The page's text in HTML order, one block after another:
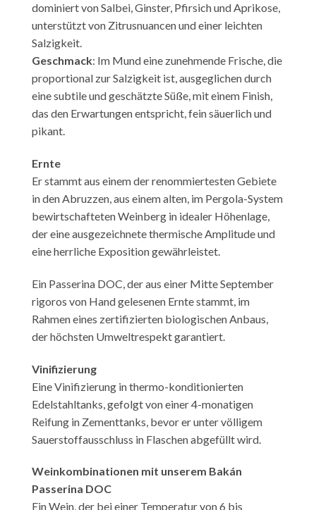
dominiert von Salbei, Ginster, Pfirsich und Aprikose,
unterstützt von Zitrusnuancen und einer leichten
Salzigkeit.
Geschmack: Im Mund eine zunehmende Frische, die
proportional zur Salzigkeit ist, ausgeglichen durch
eine subtile und geschätzte Süße, mit einem Finish,
das den Erwartungen entspricht, fein säuerlich und
pikant.
Ernte
Er stammt aus einem der renommiertesten Gebiete
in den Abruzzen, aus einem alten, im Pergola-System
bewirtschafteten Weinberg in idealer Höhenlage,
der eine ausgezeichnete thermische Amplitude und
eine herrliche Exposition gewährleistet.
Ein Passerina DOC, der aus einer Mitte September
rigoros von Hand gelesenen Ernte stammt, im
Rahmen eines zertifizierten biologischen Anbaus,
der höchsten Umweltrespekt garantiert.
Vinifizierung
Eine Vinifizierung in thermo-konditionierten
Edelstahltanks, gefolgt von einer 4-monatigen
Reifung in Zementtanks, bevor er unter völligem
Sauerstoffausschluss in Flaschen abgefüllt wird.
Weinkombinationen mit unserem Bakán
Passerina DOC
Ein Wein, der bei einer Temperatur von 6 bis